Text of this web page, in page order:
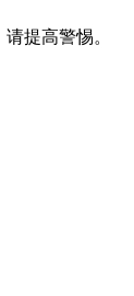
提⾼警惕。